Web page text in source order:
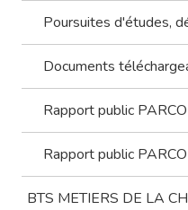
Poursuites d'études,
Documents
Rapport public
Rapport public
BTS METIERS DE LA